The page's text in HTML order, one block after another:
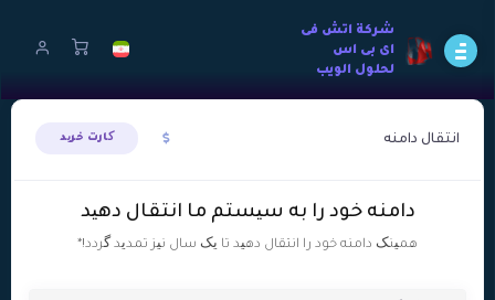
شركة اتش فى
اى بى اس
لحلول الويب
انتقال دامنه کارت خرید
دامنه خود را به سیستم ما انتقال دهید
همینک دامنه خود را انتقال دهید تا یک سال نیز تمدید گردد!*